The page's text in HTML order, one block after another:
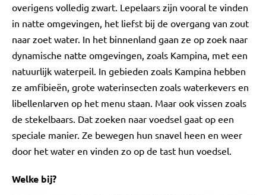
overigens volledig zwart. Lepelaars zijn vooral te vinden
in natte omgevingen, het liefst bij de overgang van zout
naar zoet water. In het binnenland gaan ze op zoek naar
dynamische natte omgevingen, zoals Kampina, met een
natuurlijk waterpeil. In gebieden zoals Kampina hebben
ze amfibieën, grote waterinsecten zoals waterkevers en
libellenlarven op het menu staan. Maar ook vissen zoals
de stekelbaars. Dat zoeken naar voedsel gaat op een
speciale manier. Ze bewegen hun snavel heen en weer
door het water en vinden zo op de tast hun voedsel.
Welke bij?